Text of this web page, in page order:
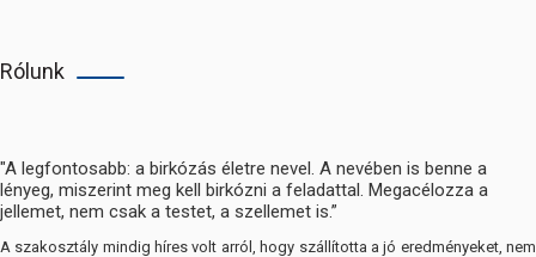
Rólunk
"A legfontosabb: a birkózás életre nevel. A nevében is benne a
lényeg, miszerint meg kell birkózni a feladattal. Megacélozza a
jellemet, nem csak a testet, a szellemet is.”
A szakosztály mindig híres volt arról, hogy szállította a jó eredményeket, nem